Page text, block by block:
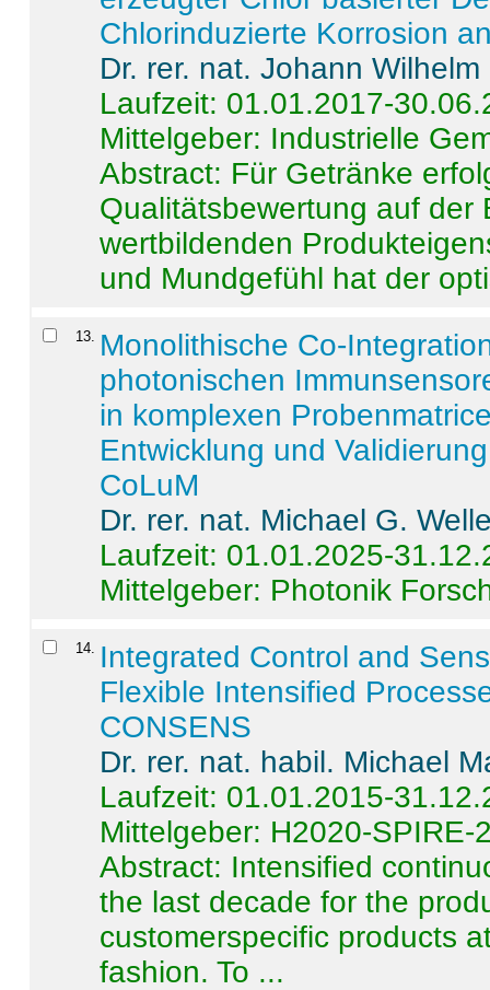
Chlorinduzierte Korrosion
Dr. rer. nat. Johann
Laufzeit: 01.01.2017-
Mittelgeber: Industrielle
Abstract: Für Getränke
Qualitätsbewertung auf der
wertbildenden
und Mundgefühl hat der
13
Monolithische Co-
photonischen
in komplexen
Entwicklung und
CoLuM
Dr. rer. nat. Michael G.
Laufzeit: 01.01.2025-
Mittelgeber: Photonik
14
Integrated Control and
Flexible Intensified
CONSENS
Dr. rer. nat. habil. Michael
Laufzeit: 01.01.2015-
Mittelgeber: H2020-SPIRE-
Abstract: Intensified
the last decade for the
customerspecific products
fashion. To ...